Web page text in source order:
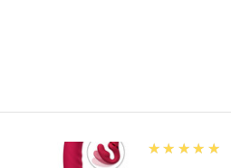
5
★★★★★